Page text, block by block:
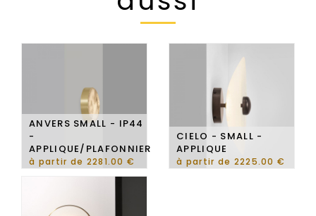
ANVERS SMALL - IP44
-
APPLIQUE/PLAFONNIER
à partir de 2281.00 €
CIELO - SMALL -
APPLIQUE
à partir de 2225.00 €